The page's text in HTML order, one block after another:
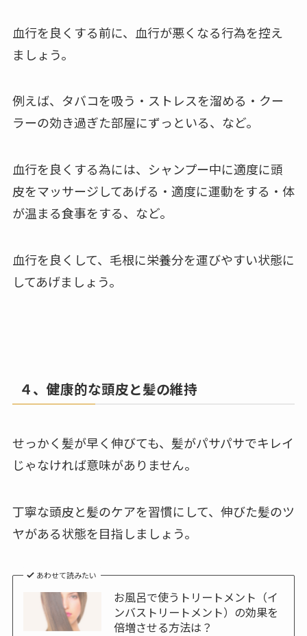
血行を良くする前に、血行が悪くなる行為を控え
ましょう。
例えば、タバコを吸う・ストレスを溜める・クー
ラーの効き過ぎた部屋にずっといる、など。
血行を良くする為には、シャンプー中に適度に頭
皮をマッサージしてあげる・適度に運動をする・体
が温まる食事をする、など。
血行を良くして、毛根に栄養分を運びやすい状態に
してあげましょう。
４、健康的な頭皮と髪の維持
せっかく髪が早く伸びても、髪がパサパサでキレイ
じゃなければ意味がありません。
丁寧な頭皮と髪のケアを習慣にして、伸びた髪のツ
ヤがある状態を目指しましょう。
あわせて読みたい
お風呂で使うトリートメント（イ
ンバストリートメント）の効果を
倍増させる方法は？